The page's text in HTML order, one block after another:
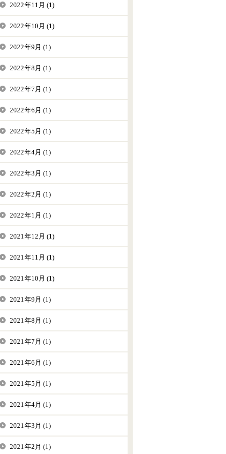
2022年11月 (1)
2022年10月 (1)
2022年9月 (1)
2022年8月 (1)
2022年7月 (1)
2022年6月 (1)
2022年5月 (1)
2022年4月 (1)
2022年3月 (1)
2022年2月 (1)
2022年1月 (1)
2021年12月 (1)
2021年11月 (1)
2021年10月 (1)
2021年9月 (1)
2021年8月 (1)
2021年7月 (1)
2021年6月 (1)
2021年5月 (1)
2021年4月 (1)
2021年3月 (1)
2021年2月 (1)